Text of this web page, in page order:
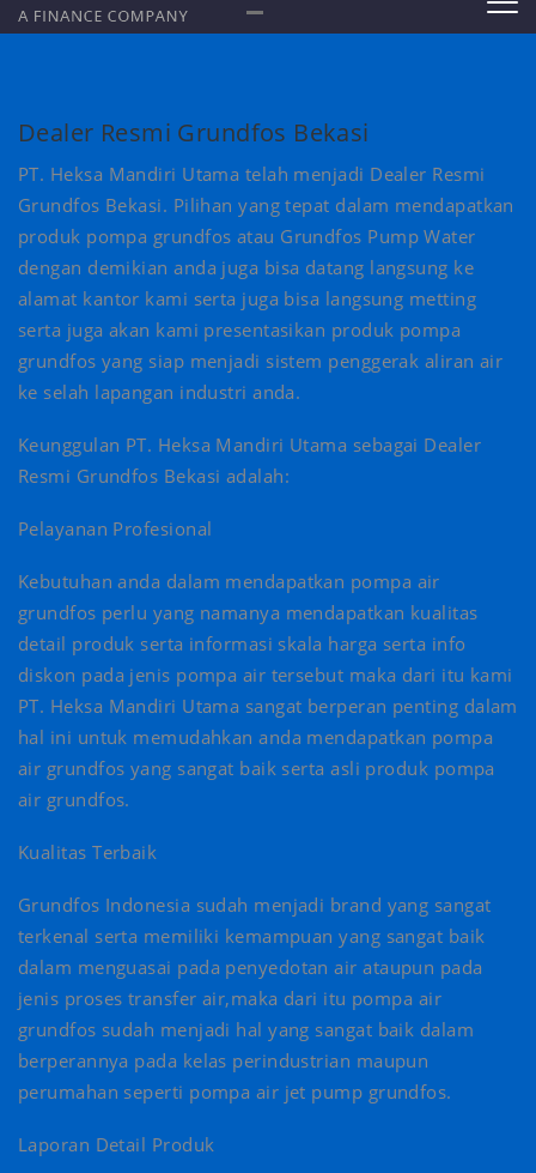
Dealer Resmi Grundfos Bekasi
PT. Heksa Mandiri Utama telah menjadi Dealer Resmi
Grundfos Bekasi. Pilihan yang tepat dalam mendapatkan
produk pompa grundfos atau Grundfos Pump Water
dengan demikian anda juga bisa datang langsung ke
alamat kantor kami serta juga bisa langsung metting
serta juga akan kami presentasikan produk pompa
grundfos yang siap menjadi sistem penggerak aliran air
ke selah lapangan industri anda.
Keunggulan PT. Heksa Mandiri Utama sebagai Dealer
Resmi Grundfos Bekasi adalah:
Pelayanan Profesional
Kebutuhan anda dalam mendapatkan pompa air
grundfos perlu yang namanya mendapatkan kualitas
detail produk serta informasi skala harga serta info
diskon pada jenis pompa air tersebut maka dari itu kami
PT. Heksa Mandiri Utama sangat berperan penting dalam
hal ini untuk memudahkan anda mendapatkan pompa
air grundfos yang sangat baik serta asli produk pompa
air grundfos.
Kualitas Terbaik
Grundfos Indonesia sudah menjadi brand yang sangat
terkenal serta memiliki kemampuan yang sangat baik
dalam menguasai pada penyedotan air ataupun pada
jenis proses transfer air,maka dari itu pompa air
grundfos sudah menjadi hal yang sangat baik dalam
berperannya pada kelas perindustrian maupun
perumahan seperti pompa air jet pump grundfos.
Laporan Detail Produk